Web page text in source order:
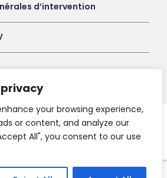
your browsing experience,
or content, and analyze our
All", you consent to our use
d’intervention
HV-A, All Right Reserved